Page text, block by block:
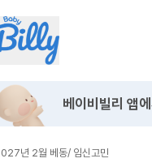
베이비빌리 앱에
년 2월 베동/ 임신고민